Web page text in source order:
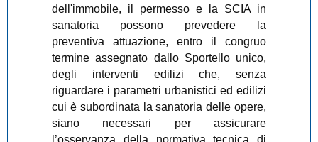
dell'immobile, il permesso e la SCIA in
sanatoria possono prevedere la
preventiva attuazione, entro il congruo
termine assegnato dallo Sportello unico,
degli interventi edilizi che, senza
riguardare i parametri urbanistici ed edilizi
cui è subordinata la sanatoria delle opere,
siano necessari per assicurare